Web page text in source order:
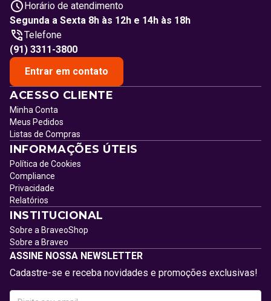
Horário de atendimento
Segunda a Sexta 8h às 12h e 14h às 18h
Telefone
(91) 3311-3800
Entrar em contato
ACESSO CLIENTE
Minha Conta
Meus Pedidos
Listas de Compras
INFORMAÇÕES ÚTEIS
Política de Cookies
Compliance
Privacidade
Relatórios
INSTITUCIONAL
Sobre a BraveoShop
Sobre a Braveo
ASSINE NOSSA NEWSLETTER
Cadastre-se e receba novidades e promoções exclusivas!